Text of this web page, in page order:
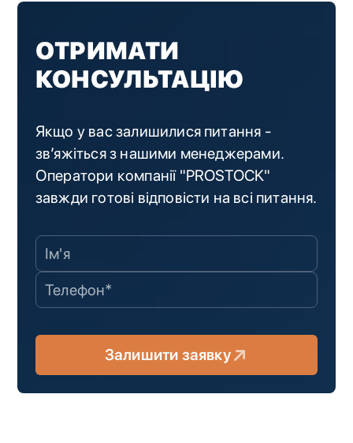
ОТРИМАТИ
КОНСУЛЬТАЦІЮ
Якщо у вас залишилися питання -
зв’яжіться з нашими менеджерами.
Оператори компанії "PROSTOCK"
завжди готові відповісти на всі питання.
Залишити заявку